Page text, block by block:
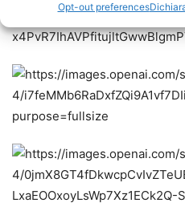
Opt-out preferences